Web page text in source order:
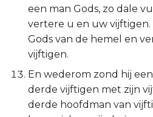
een man Gods, zo dale
vertere u en uw
Gods van de hemel en
vijftigen.
En wederom zond hij
derde vijftigen met zijn
derde hoofdman van